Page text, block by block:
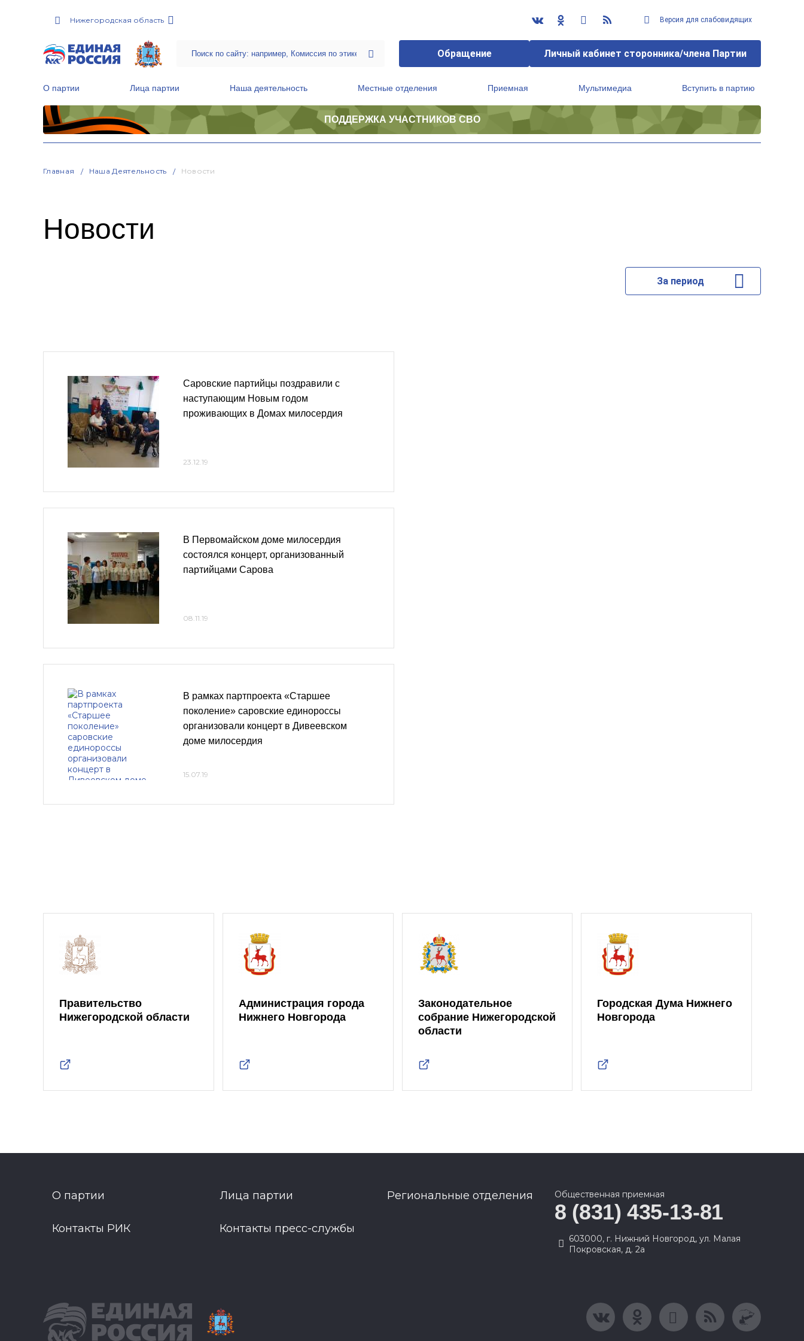
Нижегородская область Версия для слабовидящих
Обращение Личный кабинет сторонника/члена Партии
О партии Лица партии Наша деятельность Местные отделения Приемная Мультимедиа Вступить в партию
ПОДДЕРЖКА УЧАСТНИКОВ СВО
Главная Наша Деятельность Новости
Новости
За период
Саровские партийцы поздравили с
наступающим Новым годом
проживающих в Домах милосердия
23.12.19
В Первомайском доме милосердия
состоялся концерт, организованный
партийцами Сарова
08.11.19
В рамках партпроекта «Старшее
поколение» саровские единороссы
организовали концерт в Дивеевском
доме милосердия
15.07.19
Правительство
Нижегородской области
Администрация города
Нижнего Новгорода
Законодательное
собрание Нижегородской
области
Городская Дума Нижнего
Новгорода
О партии Лица партии Региональные отделения
Контакты РИК Контакты пресс-службы
Общественная приемная
8 (831) 435-13-81
603000, г. Нижний Новгород, ул. Малая
Покровская, д. 2а